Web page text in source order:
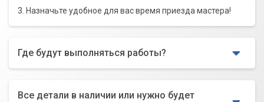
3. Назначьте удобное для вас время приезда мастера!
Где будут выполняться работы?
Все детали в наличии или нужно будет